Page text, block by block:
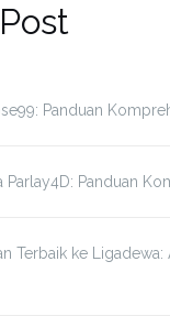
Panduan
Parlay4D: Panduan
Terbaik ke